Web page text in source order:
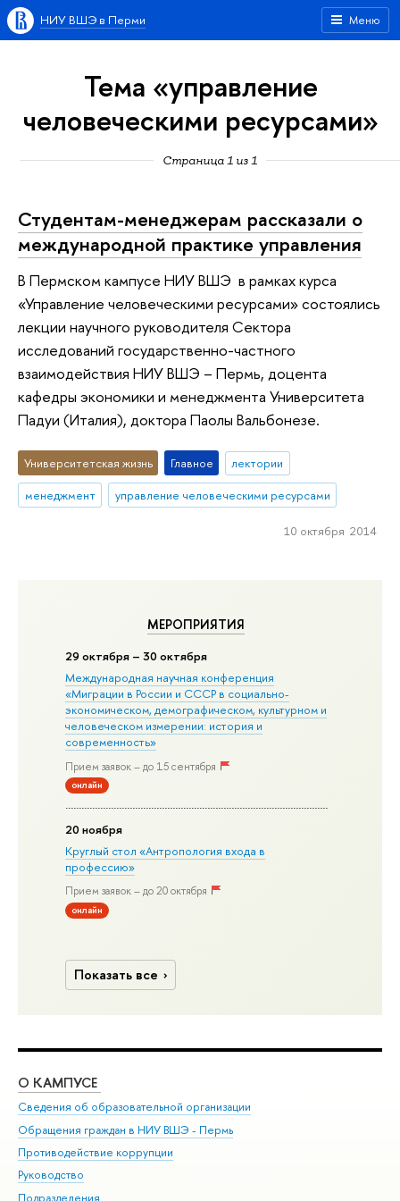
Меню
НИУ ВШЭ в Перми
Тема «управление
человеческими ресурсами»
Страница 1 из 1
МЕРОПРИЯТИЯ
29 октября – 30 октября
Международная научная конференция
«Миграции в Росcии и СССР в социально-
экономическом, демографическом, культурном и
человеческом измерении: история и
современность»
Прием заявок – до 15 сентября
онлайн
20 ноября
Круглый стол «Антропология входа в
профессию»
Прием заявок – до 20 октября
онлайн
Показать все
Студентам-менеджерам рассказали о
международной практике управления
В Пермском кампусе НИУ ВШЭ в рамках курса
«Управление человеческими ресурсами» состоялись
лекции научного руководителя Сектора
исследований государственно-частного
взаимодействия НИУ ВШЭ – Пермь, доцента
кафедры экономики и менеджмента Университета
Падуи (Италия), доктора Паолы Вальбонезе.
Университетская жизнь Главное
лектории
менеджмент
управление человеческими ресурсами
10 октября 2014
О КАМПУСЕ
Сведения об образовательной организации
Обращения граждан в НИУ ВШЭ - Пермь
Противодействие коррупции
Руководство
Подразделения